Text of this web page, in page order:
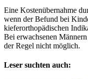
Eine Kostenübernahme
wenn der Befund bei
kieferorthopädischen
Bei erwachsenen
der Regel nicht möglich.
Leser suchten auch: